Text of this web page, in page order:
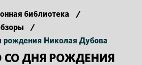
библиотека
/
/
рождения Николая Дубова
СО ДНЯ РОЖДЕНИЯ